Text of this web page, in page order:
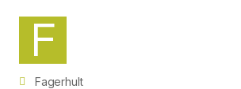
F
Fagerhult